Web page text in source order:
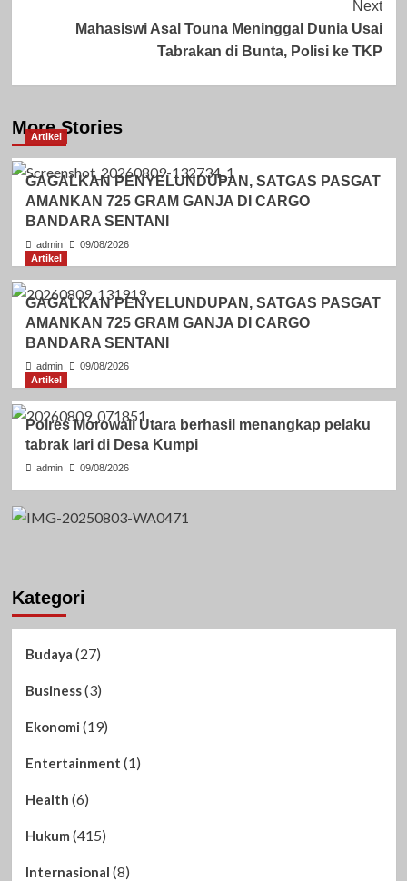
Next
Mahasiswi Asal Touna Meninggal Dunia Usai
Tabrakan di Bunta, Polisi ke TKP
More Stories
Artikel
GAGALKAN PENYELUNDUPAN, SATGAS PASGAT
AMANKAN 725 GRAM GANJA DI CARGO
BANDARA SENTANI
admin
09/08/2026
Artikel
GAGALKAN PENYELUNDUPAN, SATGAS PASGAT
AMANKAN 725 GRAM GANJA DI CARGO
BANDARA SENTANI
admin
09/08/2026
Artikel
Polres Morowali Utara berhasil menangkap pelaku
tabrak lari di Desa Kumpi
admin 09/08/2026
Kategori
Budaya (27)
Business(3)
Ekonomi (19)
Entertainment (1)
Health (6)
Hukum (415)
Internasional (8)